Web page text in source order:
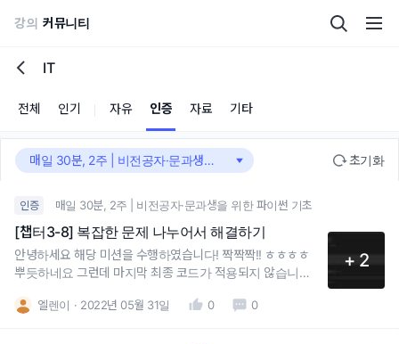
강의 커뮤니티
IT
전체 인기 자유 인증 자료 기타
매일 30분, 2주 | 비전공자·문과생을 위한 파이썬 기초 초기화
인증 매일 30분, 2주 | 비전공자·문과생을 위한 파이썬 기초
[챕터3-8] 복잡한 문제 나누어서 해결하기
안녕하세요 해당 미션을 수행하였습니다! 짝짝짝!! ㅎㅎㅎㅎ
뿌듯하네요 그런데 마지막 최종 코드가 적용되지 않습니다. st
해답을 얻지 못했어요. 해당 오류의 이유가 굉장히 넓은 것 같
+ 2
엘렌이 2022년 05월 31일 0 0